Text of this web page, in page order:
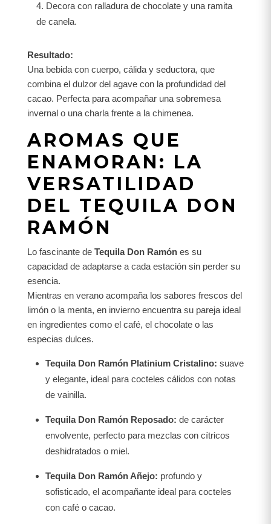
Decora con ralladura de chocolate y una ramita
de canela.
Resultado:
Una bebida con cuerpo, cálida y seductora, que
combina el dulzor del agave con la profundidad del
cacao. Perfecta para acompañar una sobremesa
invernal o una charla frente a la chimenea.
AROMAS QUE
ENAMORAN: LA
VERSATILIDAD
DEL TEQUILA DON
RAMÓN
Lo fascinante de Tequila Don Ramón es su
capacidad de adaptarse a cada estación sin perder su
esencia.
Mientras en verano acompaña los sabores frescos del
limón o la menta, en invierno encuentra su pareja ideal
en ingredientes como el café, el chocolate o las
especias dulces.
Tequila Don Ramón Platinium Cristalino: suave
y elegante, ideal para cocteles cálidos con notas
de vainilla.
Tequila Don Ramón Reposado: de carácter
envolvente, perfecto para mezclas con cítricos
deshidratados o miel.
Tequila Don Ramón Añejo: profundo y
sofisticado, el acompañante ideal para cocteles
con café o cacao.